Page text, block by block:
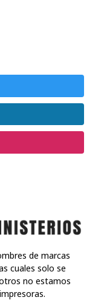
de marcas
cuales solo se
no estamos